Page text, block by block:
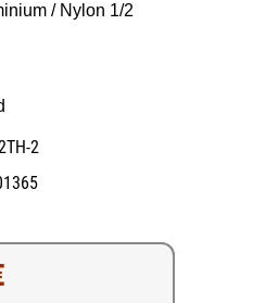
/ Nylon 1/2
2